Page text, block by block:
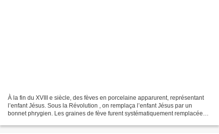
À la fin du XVIII e siècle, des fèves en porcelaine apparurent, représentant
l’enfant Jésus. Sous la Révolution , on remplaça l’enfant Jésus par un
bonnet phrygien. Les graines de fève furent systématiquement remplacées